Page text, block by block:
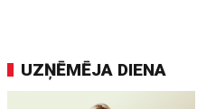
UZŅĒMĒJA DIENA